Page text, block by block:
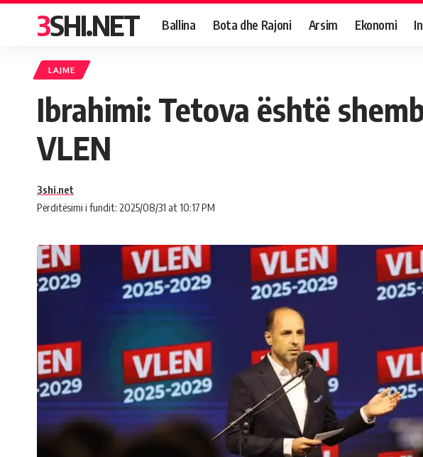
3SHI.NET Ballina Bota dhe Rajoni Arsim Ekonomi
LAJME
Ibrahimi: Tetova është
VLEN
Përditësimi i fundit: 2025/08/31 at 10:17 PM
3shi.net